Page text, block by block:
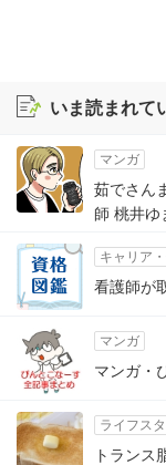
いま読まれて
マンガ
茹でさん
師 桃井ゆ
キャリア
看護師が
マンガ
マンガ・
ライフス
トランス